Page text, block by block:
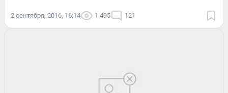
2 сентября, 2016, 16:14 1 495 121